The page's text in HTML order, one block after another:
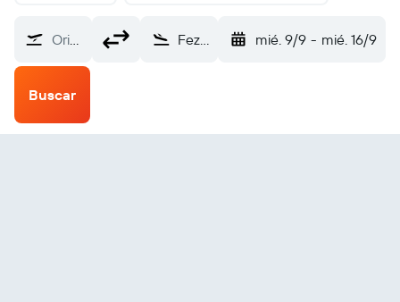
Origen Fez-Saïss (FEZ) mié. 9/9 - mié. 16/9
Buscar